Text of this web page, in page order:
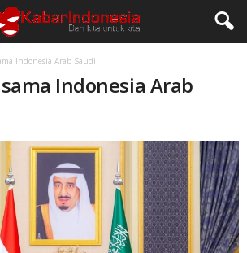
Indonesia Arab Saudi
Indonesia Arab